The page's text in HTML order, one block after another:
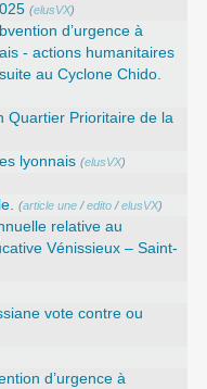
(elusVX)
d’urgence à
- actions humanitaires
au Cyclone Chido.
Quartier Prioritaire de la
lyonnais (elusVX)
(article une/edito/elusVX)
relative au
Vénissieux – Saint-
vote contre ou
d’urgence à